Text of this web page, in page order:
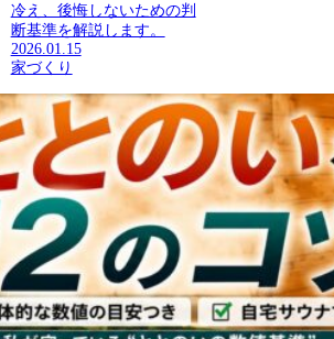
冷え、後悔しないための判
断基準を解説します。
2026.01.15
家づくり